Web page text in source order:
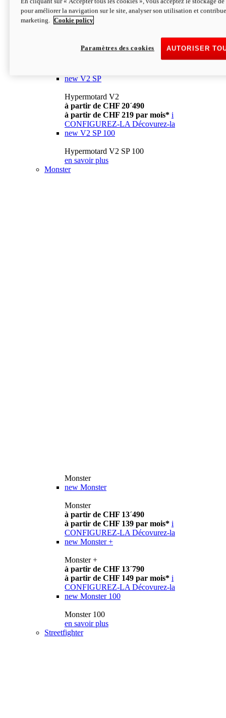
à partir de CHF 13´990 i
CONFIGUREZ-LA Décovurez-la
newV2
à partir de CHF 15´990
à partir de CHF 169 par mois* i
new V2 SP
Hypermotard V2
à partir de CHF 20´490
à partir de CHF 219 par mois* i
CONFIGUREZ-LA Décovurez-la
new V2 SP 100
Hypermotard V2 SP 100
en savoir plus
Monster
Monster
new Monster
Monster
à partir de CHF 13´490
à partir de CHF 139 par mois* i
CONFIGUREZ-LA Décovurez-la
new Monster +
Monster +
à partir de CHF 13´790
à partir de CHF 149 par mois* i
CONFIGUREZ-LA Décovurez-la
new Monster 100
Monster 100
en savoir plus
Streetfighter
pour améliorer la navigation sur le site, analyser son utilisation et
marketing.
Cookie policy
AUTORISER
Paramètres des cookies